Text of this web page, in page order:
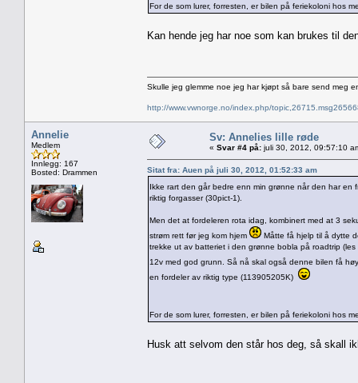
For de som lurer, forresten, er bilen på feriekoloni hos
Kan hende jeg har noe som kan brukes til
Skulle jeg glemme noe jeg har kjøpt så bare send meg
http://www.vwnorge.no/index.php/
Annelie
Medlem
Innlegg: 167
Bosted: Drammen
Sv: Annelies lille røde
« Svar #4 på: juli 30, 2012, 09:57:10
Sitat fra: Auen på juli 30, 2012, 01:52:33 am
Ikke rart den går bedre enn min grønne når den har
riktig forgasser (30pict-1).
Men det at fordeleren rota idag, kombinert med at 3
strøm rett før jeg kom hjem
Måtte få hjelp til å dytte
trekke ut av batteriet i den grønne bobla på roadtrip
12v med god grunn. Så nå skal også denne bilen få
en fordeler av riktig type (113905205K)
For de som lurer, forresten, er bilen på feriekoloni hos
Husk att selvom den står hos deg, så skall